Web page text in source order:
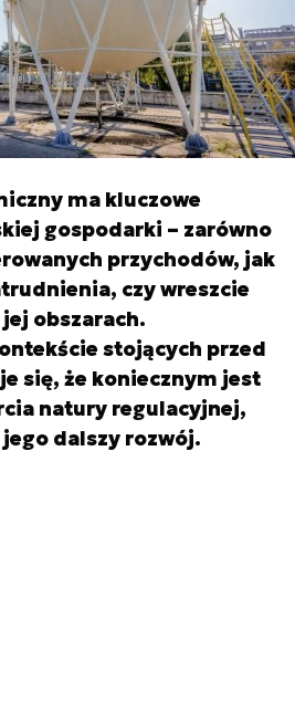
ma kluczowe
gospodarki – zarówno
przychodów, jak
czy wreszcie
obszarach.
stojących przed
się, że koniecznym jest
natury regulacyjnej,
dalszy rozwój.